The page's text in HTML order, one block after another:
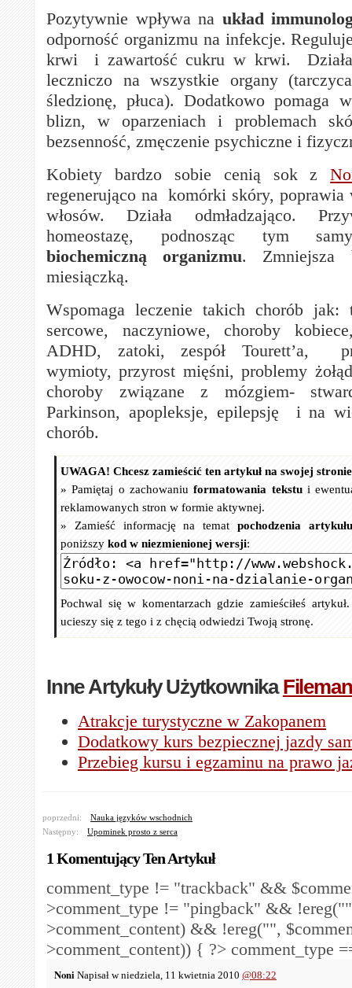
Pozytywnie wpływa na układ
odporność organizmu na infekcje.
krwi i zawartość cukru w krwi.
leczniczo na wszystkie organy
śledzionę, płuca). Dodatkowo pomaga
blizn, w oparzeniach i problemach
bezsenność, zmęczenie psychiczne i
Kobiety bardzo sobie cenią sok z
regenerująco na komórki skóry,
włosów. Działa odmładzająco.
homeostazę, podnosząc tym
biochemiczną organizmu. Zmniejsza
miesiączką.
Wspomaga leczenie takich chorób jak:
sercowe, naczyniowe, choroby
ADHD, zatoki, zespół Tourett’a,
wymioty, przyrost mięśni, problemy
choroby związane z mózgiem-
Parkinson, apopleksje, epilepsję i na
chorób.
UWAGA! Chcesz zamieścić ten artykuł na swojej
» Pamiętaj o zachowaniuformatowania tekstui
reklamowanych stron w formie aktywnej.
» Zamieść informację na temat pochodzenia artykułu
poniższy kod w niezmienionej wersji:
Pochwal się w komentarzach gdzie zamieściłeś
ucieszy się z tego i z chęcią odwiedzi Twoją stronę.
Inne Artykuły Użytkownika
Atrakcje turystyczne w Zakopanem
Dodatkowy kurs bezpiecznej jazdy
Przebieg kursu i egzaminu na prawo
poprzedni:
Nauka języków wschodnich
Następny:
Upominek prosto z serca
1 Komentujący Ten Artykuł
comment_type != "trackback" &&
>comment_type != "pingback" && !ereg("
>comment_content) && !ereg("",
>comment_content)) { ?>
Noni Napisał w niedziela, 11 kwietnia 2010 @08:22
comment_type